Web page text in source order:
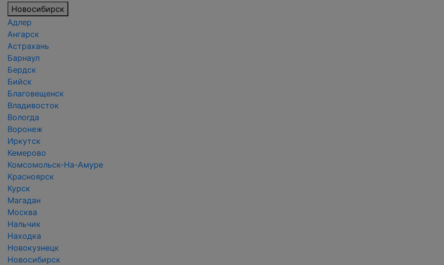
Новосибирск
Адлер
Ангарск
Астрахань
Барнаул
Бердск
Бийск
Благовещенск
Владивосток
Вологда
Воронеж
Иркутск
Кемерово
Комсомольск-На-Амуре
Красноярск
Курск
Магадан
Москва
Нальчик
Находка
Новокузнецк
Новосибирск